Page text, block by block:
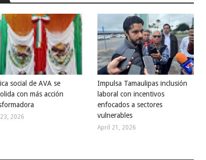
social de AVA se
con más acción
2026
Impulsa Tamaulipas inclusión
laboral con incentivos
enfocados a sectores
vulnerables
April 21, 2026